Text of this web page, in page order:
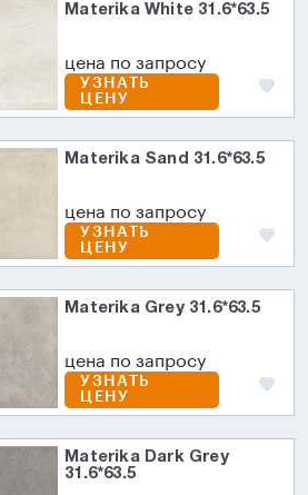
Materika White 31.6*63.5
цена по запросу
УЗНАТЬ
ЦЕНУ
Materika Sand 31.6*63.5
цена по запросу
УЗНАТЬ
ЦЕНУ
Materika Grey 31.6*63.5
цена по запросу
УЗНАТЬ
ЦЕНУ
Materika Dark Grey
31.6*63.5